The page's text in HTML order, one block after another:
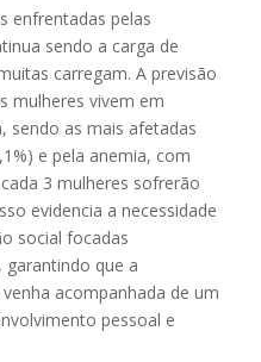
enfrentadas pelas
sendo a carga de
carregam. A previsão
mulheres vivem em
sendo as mais afetadas
e pela anemia, com
3 mulheres sofrerão
evidencia a necessidade
social focadas
garantindo que a
acompanhada de um
pessoal e